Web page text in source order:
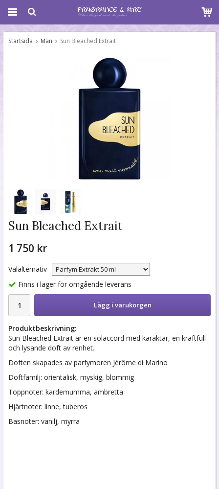
Startsida Män Sun Bleached Extrait
Sun Bleached Extrait
1 750 kr
Valalternativ
Finns i lager för omgående leverans
Lägg i varukorgen
Produktbeskrivning:
Sun Bleached Extrait är en solaccord med karaktär, en kraftfull
och lysande doft av renhet.
Doften skapades av parfymören Jérôme di Marino
Doftfamilj: orientalisk, myskig, blommig
Toppnoter: kardemumma, ambretta
Hjärtnoter: linne, tuberos
Basnoter: vanilj, myrra